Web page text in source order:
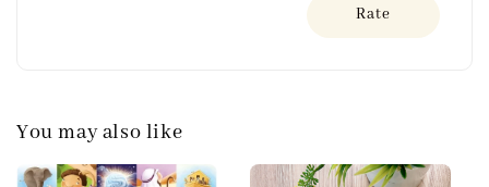
Rate
You may also like